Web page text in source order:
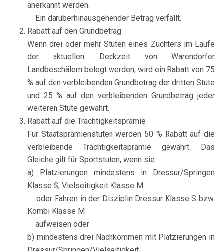
anerkannt werden.
Ein darüberhinausgehender Betrag verfällt.
Rabatt auf den Grundbetrag
Wenn drei oder mehr Stuten eines Züchters im Laufe
der aktuellen Deckzeit von Warendorfer
Landbeschälern belegt werden, wird ein Rabatt von 75
% auf den verbleibenden Grundbetrag der dritten Stute
und 25 % auf den verbleibenden Grundbetrag jeder
weiteren Stute gewährt.
Rabatt auf die Trächtigkeitsprämie
Für Staatsprämienstuten werden 50 % Rabatt auf die
verbleibende Trächtigkeitsprämie gewährt. Das
Gleiche gilt für Sportstuten, wenn sie
a) Platzierungen mindestens in Dressur/Springen
Klasse S, Vielseitigkeit Klasse M
oder Fahren in der Disziplin Dressur Klasse S bzw.
Kombi Klasse M
aufweisen oder
b) mindestens drei Nachkommen mit Platzierungen in